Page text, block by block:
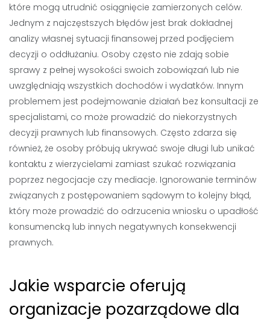
które mogą utrudnić osiągnięcie zamierzonych celów.
Jednym z najczęstszych błędów jest brak dokładnej
analizy własnej sytuacji finansowej przed podjęciem
decyzji o oddłużaniu. Osoby często nie zdają sobie
sprawy z pełnej wysokości swoich zobowiązań lub nie
uwzględniają wszystkich dochodów i wydatków. Innym
problemem jest podejmowanie działań bez konsultacji ze
specjalistami, co może prowadzić do niekorzystnych
decyzji prawnych lub finansowych. Często zdarza się
również, że osoby próbują ukrywać swoje długi lub unikać
kontaktu z wierzycielami zamiast szukać rozwiązania
poprzez negocjacje czy mediacje. Ignorowanie terminów
związanych z postępowaniem sądowym to kolejny błąd,
który może prowadzić do odrzucenia wniosku o upadłość
konsumencką lub innych negatywnych konsekwencji
prawnych.
Jakie wsparcie oferują
organizacje pozarządowe dla